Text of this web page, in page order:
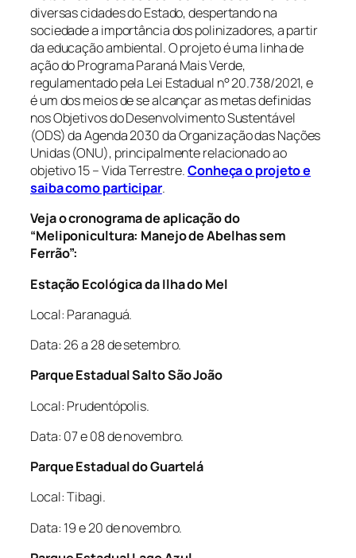
diversas cidades do Estado, despertando na
sociedade a importância dos polinizadores, a partir
da educação ambiental. O projeto é uma linha de
ação do Programa Paraná Mais Verde,
regulamentado pela Lei Estadual n° 20.738/2021, e
é um dos meios de se alcançar as metas definidas
nos Objetivos do Desenvolvimento Sustentável
(ODS) da Agenda 2030 da Organização das Nações
Unidas (ONU), principalmente relacionado ao
objetivo 15 – Vida Terrestre.Conheça o projeto e
saiba como participar.
Veja o cronograma de aplicação do
“Meliponicultura: Manejo de Abelhas sem
Ferrão”:
Estação Ecológica da Ilha do Mel
Local: Paranaguá.
Data: 26 a 28 de setembro.
Parque Estadual Salto São João
Local: Prudentópolis.
Data: 07 e 08 de novembro.
Parque Estadual do Guartelá
Local: Tibagi.
Data: 19 e 20 de novembro.